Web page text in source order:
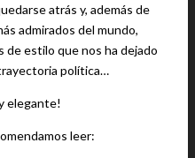
atrás y, además de
admirados del mundo,
de estilo que nos ha dejado
política…
elegante!
leer: